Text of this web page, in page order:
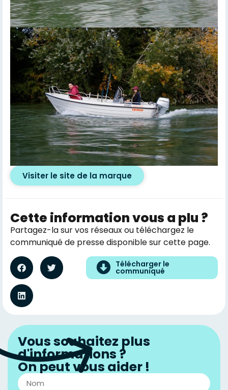
Visiter le site de la marque
Cette information vous a plu ?
Partagez-la sur vos réseaux ou téléchargez le
communiqué de presse disponible sur cette page.
Télécharger le
communiqué
Vous souhaitez plus
d'informations ?
On peut vous aider !